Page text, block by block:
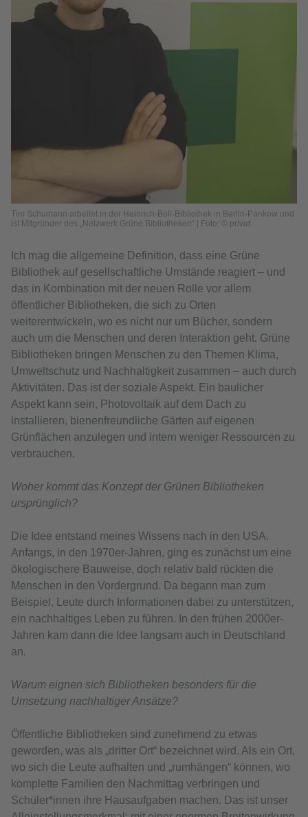
Tim Schumann arbeitet in der Heinrich-Böll-Bibliothek in Berlin-Pankow und
ist Mitgründer des „Netzwerk Grüne Bibliotheken“ | Foto: © privat
Ich mag die allgemeine Definition, dass eine Grüne
Bibliothek auf gesellschaftliche Umstände reagiert – und
das in Kombination mit der neuen Rolle vor allem
öffentlicher Bibliotheken, die sich zu Orten
weiterentwickeln, wo es nicht nur um Bücher, sondern
auch um die Menschen und deren Interaktion geht. Grüne
Bibliotheken bringen Menschen zu den Themen Klima,
Umweltschutz und Nachhaltigkeit zusammen – auch durch
Aktivitäten. Das ist der soziale Aspekt. Ein baulicher
Aspekt kann sein, Photovoltaik auf dem Dach zu
installieren, bienenfreundliche Gärten auf eigenen
Grünflächen anzulegen und intern weniger Ressourcen zu
verbrauchen.
Woher kommt das Konzept der Grünen Bibliotheken
ursprünglich?
Die Idee entstand meines Wissens nach in den USA.
Anfangs, in den 1970er-Jahren, ging es zunächst um eine
ökologischere Bauweise, doch relativ bald rückten die
Menschen in den Vordergrund. Da begann man zum
Beispiel, Leute durch Informationen dabei zu unterstützen,
ein nachhaltiges Leben zu führen. In den frühen 2000er-
Jahren kam dann die Idee langsam auch in Deutschland
an.
Warum eignen sich Bibliotheken besonders für die
Umsetzung nachhaltiger Ansätze?
Öffentliche Bibliotheken sind zunehmend zu etwas
geworden, was als „dritter Ort“ bezeichnet wird. Als ein Ort,
wo sich die Leute aufhalten und „rumhängen“ können, wo
komplette Familien den Nachmittag verbringen und
Schüler*innen ihre Hausaufgaben machen. Das ist unser